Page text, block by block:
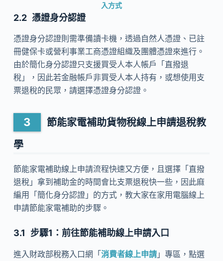
入方式
憑證身分認證
憑證身分認證則需準備讀卡機，透過自然人憑證、已註
冊健保卡或營利事業工商憑證組織及團體憑證來進行。
由於簡化身分認證只支援買受人本人帳戶「直撥退
稅」，因此若金融帳戶非買受人本人持有，或想使用支
票退稅的民眾，請選擇憑證身分認證。
節能家電補助貨物稅線上申請退稅教
學
節能家電補助線上申請流程快速又方便，且選擇「直撥
退稅」拿到補助金的時間會比支票退稅快一些，因此麻
編用「簡化身分認證」的方式，教大家在家用電腦線上
申請節能家電補助的步驟。
步驟1：前往節能補助線上申請入口
進入財政部稅務入口網「消費者線上申請」專區，點選